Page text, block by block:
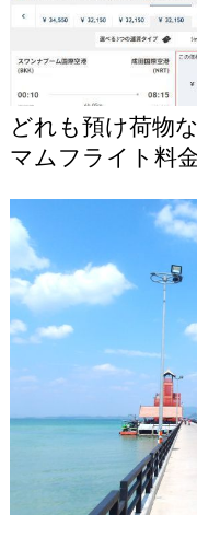
どれも預け荷物
マムフライト料